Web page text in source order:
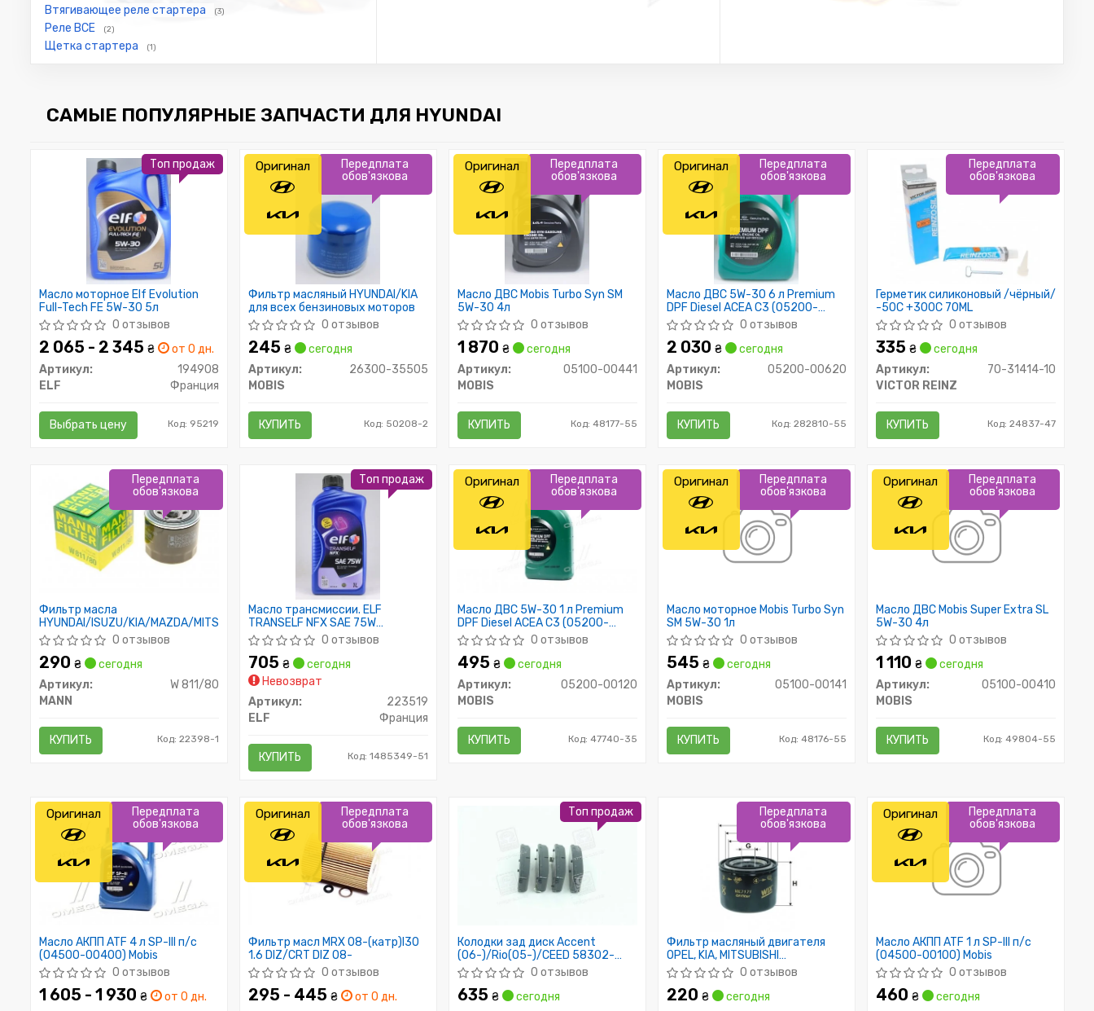
Втягивающее реле стартера (3)
Реле ВСЕ (2)
Щетка стартера (1)
САМЫЕ ПОПУЛЯРНЫЕ ЗАПЧАСТИ ДЛЯ HYUNDAI
Масло моторное Elf Evolution
Full-Tech FE 5W-30 5л
0 отзывов
2 065 - 2 345 ₴
от 0 дн.
Артикул:
194908
ELF
Франция
Выбрать цену Код: 95219
Топ продаж
Фильтр масляный HYUNDAI/KIA
для всех бензиновых моторов
0 отзывов
245 ₴
сегодня
Артикул:
26300-35505
MOBIS
КУПИТЬ Код: 50208-2
Передплата
обов'язкова
Оригинал
Масло ДВС Mobis Turbo Syn SM
5W-30 4л
0 отзывов
1 870 ₴
сегодня
Артикул:
05100-00441
MOBIS
КУПИТЬ Код: 48177-55
Передплата
обов'язкова
Оригинал
Масло ДВС 5W-30 6 л Premium
DPF Diesel ACEA C3 (05200-
00620) Mobis 0 отзывов
2 030 ₴
сегодня
Артикул:
05200-00620
MOBIS
КУПИТЬ Код: 282810-55
Передплата
обов'язкова
Оригинал
Герметик силиконовый /чёрный/
-50C +300C 70ML
0 отзывов
335 ₴
сегодня
Артикул:
70-31414-10
VICTOR REINZ
КУПИТЬ Код: 24837-47
Передплата
обов'язкова
Фильтр масла
HYUNDAI/ISUZU/KIA/MAZDA/MITSUBISHI
0 отзывов
290 ₴
сегодня
Артикул:
W 811/80
MANN
КУПИТЬ Код: 22398-1
Передплата
обов'язкова
Масло трансмиссии. ELF
TRANSELF NFX SAE 75W
(Канистра 1л)0 отзывов
705 ₴
сегодня
Невозврат
Артикул:
223519
ELF
Франция
КУПИТЬ Код: 1485349-51
Топ продаж
Масло ДВС 5W-30 1 л Premium
DPF Diesel ACEA C3 (05200-
00120) Mobis 0 отзывов
495 ₴
сегодня
Артикул:
05200-00120
MOBIS
КУПИТЬ Код: 47740-35
Передплата
обов'язкова
Оригинал
Масло моторное Mobis Turbo Syn
SM 5W-30 1л
0 отзывов
545 ₴
сегодня
Артикул:
05100-00141
MOBIS
КУПИТЬ Код: 48176-55
Передплата
обов'язкова
Оригинал
Масло ДВС Mobis Super Extra SL
5W-30 4л
0 отзывов
1 110 ₴
сегодня
Артикул:
05100-00410
MOBIS
КУПИТЬ Код: 49804-55
Передплата
обов'язкова
Оригинал
Масло АКПП ATF 4 л SP-III п/с
(04500-00400) Mobis
0 отзывов
1 605 - 1 930 ₴
от 0 дн.
Передплата
обов'язкова
Оригинал
Фильтр масл MRX 08-(катр)I30
1.6 DIZ/CRT DIZ 08-
0 отзывов
295 - 445 ₴
от 0 дн.
Передплата
обов'язкова
Оригинал
Колодки зад диск Accent
(06-)/Rio(05-)/CEED 58302-
1GA00/58302-1HA00
0 отзывов
635 ₴
сегодня
Топ продаж
Фильтр масляный двигателя
OPEL, KIA, MITSUBISHI
WL7171/OP617 (пр-во WIX-Filtron)
0 отзывов
220 ₴
сегодня
Передплата
обов'язкова
Масло АКПП ATF 1 л SP-III п/с
(04500-00100) Mobis
0 отзывов
460 ₴
сегодня
Передплата
обов'язкова
Оригинал